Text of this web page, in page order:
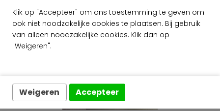
Klik op "Accepteer" om ons toestemming te geven om
ook niet noodzakelijke cookies te plaatsen. Bij gebruik
van alleen noodzakelijke cookies. Klik dan op
"Weigeren".
Weigeren Accepteer
Stellar